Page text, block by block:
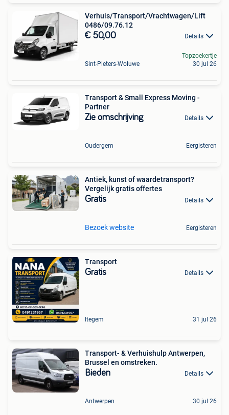
Verhuis/Transport/Vrachtwagen/Lift
0486/09.76.12
€ 50,00 Details
Sint-Pieters-Woluwe
Topzoekertje
30 jul 26
Transport & Small Express Moving -
Partner
Zie omschrijving Details
Oudergem Eergisteren
Antiek, kunst of waardetransport?
Vergelijk gratis offertes
Gratis Details
Bezoek website Eergisteren
Transport
Gratis Details
Itegem 31 jul 26
Transport- & Verhuishulp Antwerpen,
Brussel en omstreken.
Bieden Details
Antwerpen 30 jul 26